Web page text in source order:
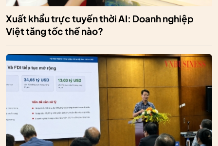
Xuất khẩu trực tuyến thời AI: Doanh nghiệp
Việt tăng tốc thế nào?